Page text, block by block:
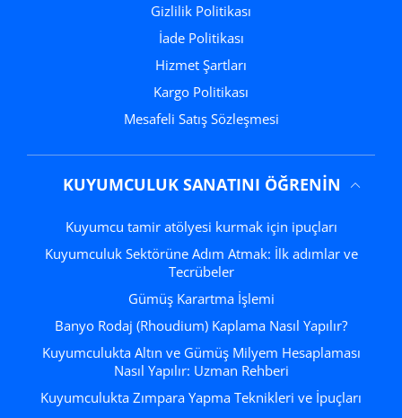
Gizlilik Politikası
İade Politikası
Hizmet Şartları
Kargo Politikası
Mesafeli Satış Sözleşmesi
KUYUMCULUK SANATINI ÖĞRENIN
Kuyumcu tamir atölyesi kurmak için ipuçları
Kuyumculuk Sektörüne Adım Atmak: İlk adımlar ve
Tecrübeler
Gümüş Karartma İşlemi
Banyo Rodaj (Rhoudium) Kaplama Nasıl Yapılır?
Kuyumculukta Altın ve Gümüş Milyem Hesaplaması
Nasıl Yapılır: Uzman Rehberi
Kuyumculukta Zımpara Yapma Teknikleri ve İpuçları